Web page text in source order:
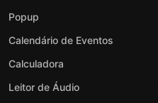
Popup
Calendário de Eventos
Calculadora
Leitor de Áudio